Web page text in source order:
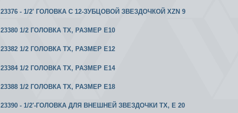
23376 - 1/2' ГОЛОВКА С 12-ЗУБЦОВОЙ ЗВЕЗДОЧКОЙ XZN 9
23380 1/2 ГОЛОВКА ТХ, РАЗМЕР Е10
23382 1/2 ГОЛОВКА ТХ, РАЗМЕР Е12
23384 1/2 ГОЛОВКА ТХ, РАЗМЕР Е14
23388 1/2 ГОЛОВКА ТХ, РАЗМЕР Е18
23390 - 1/2'-ГОЛОВКА ДЛЯ ВНЕШНЕЙ ЗВЕЗДОЧКИ ТХ, E 20